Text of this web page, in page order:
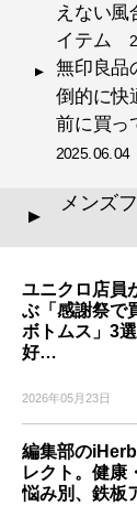
記事一覧へ
えない風
イテム
無印良品
倒的に快
前に買っ
2025.06.04
▲
メンズ
ユニクロ店員
ぶ「感謝祭で
ボトムス」3
好…
2026年05月23日
編集部の
レクト。健康
悩み別、鉄板